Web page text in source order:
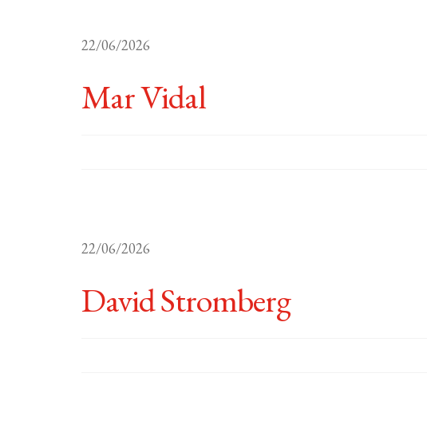
22/06/2026
Mar Vidal
22/06/2026
David Stromberg